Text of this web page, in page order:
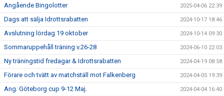
Angående Bingolotter 2025-04-06 22:39
Dags att sälja Idrottsrabatten 2024-10-17 18:46
Avslutning lördag 19 oktober 2024-10-14 09:30
Sommaruppehåll träning v.26-28 2024-06-10 22:03
Ny träningstid fredagar & Idrottsrabatten 2024-04-19 08:58
Förare och tvätt av matchställ mot Falkenberg 2024-04-05 19:39
Ang. Göteborg cup 9-12 Maj. 2024-04-04 16:40